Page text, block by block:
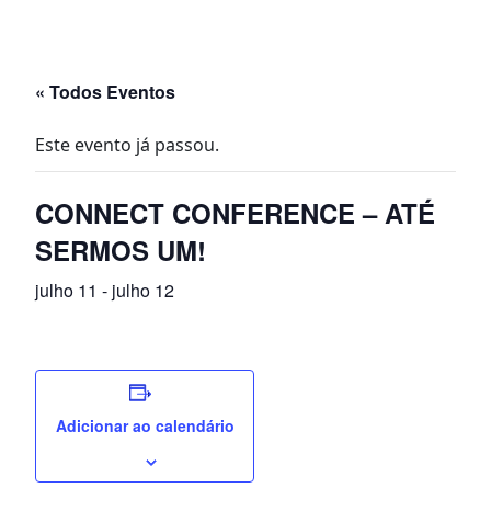
« Todos Eventos
Este evento já passou.
CONNECT CONFERENCE – ATÉ
SERMOS UM!
julho 11 - julho 12
Adicionar ao calendário